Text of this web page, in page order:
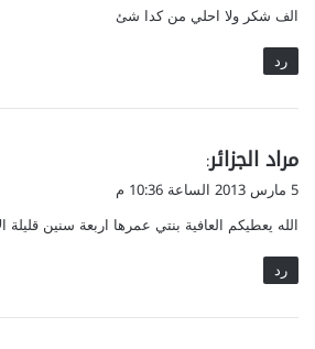
ل
الف شكر ولا احلي من كدا شئ
رد
ي
ق
ل
مراد الجزائر:
5 مارس 2013 الساعة 10:36 م
الله يعطيكم العافية بنتي عمرها اربعة سنين قليلة
رد